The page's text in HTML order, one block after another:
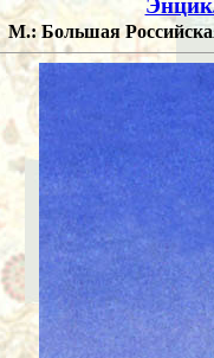
М.: Большая